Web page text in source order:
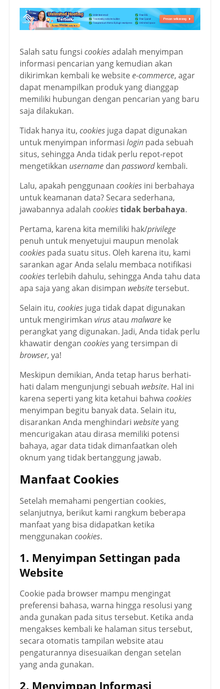
Salah satu fungsi cookiesadalah menyimpan
informasi pencarian yang kemudian akan
dikirimkan kembali ke websitee-commerce, agar
dapat menampilkan produk yang dianggap
memiliki hubungan dengan pencarian yang baru
saja dilakukan.
Tidak hanya itu, cookies juga dapat digunakan
untuk menyimpan informasi login pada sebuah
situs, sehingga Anda tidak perlu repot-repot
mengetikkan username dan passwordkembali.
Lalu, apakah penggunaan cookies ini berbahaya
untuk keamanan data? Secara sederhana,
jawabannya adalah cookiestidak berbahaya.
Pertama, karena kita memiliki hak/privilege
penuh untuk menyetujui maupun menolak
cookies pada suatu situs. Oleh karena itu, kami
sarankan agar Anda selalu membaca notifikasi
cookiesterlebih dahulu, sehingga Anda tahu data
apa saja yang akan disimpan websitetersebut.
Selain itu, cookies juga tidak dapat digunakan
untuk mengirimkan virusatau malware ke
perangkat yang digunakan. Jadi, Anda tidak perlu
khawatir dengan cookiesyang tersimpan di
browser, ya!
Meskipun demikian, Anda tetap harus berhati-
hati dalam mengunjungi sebuah website. Hal ini
karena seperti yang kita ketahui bahwa cookies
menyimpan begitu banyak data. Selain itu,
disarankan Anda menghindari websiteyang
mencurigakan atau dirasa memiliki potensi
bahaya, agar data tidak dimanfaatkan oleh
oknum yang tidak bertanggung jawab.
Manfaat Cookies
Setelah memahami pengertian cookies,
selanjutnya, berikut kami rangkum beberapa
manfaat yang bisa didapatkan ketika
menggunakan cookies.
1. Menyimpan Settingan pada
Website
Cookie pada browser mampu mengingat
preferensi bahasa, warna hingga resolusi yang
anda gunakan pada situs tersebut. Ketika anda
mengakses kembali ke halaman situs tersebut,
secara otomatis tampilan website atau
pengaturannya disesuaikan dengan setelan
yang anda gunakan.
2. Menyimpan Informasi